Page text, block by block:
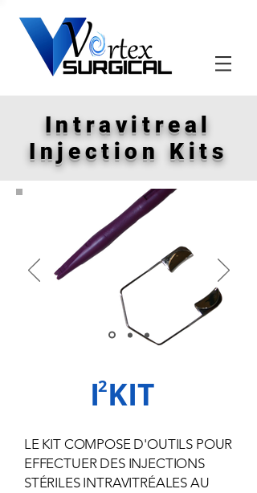
Intravitreal
Injection Kits
I KIT
2
LE KIT COMPOSE D'OUTILS POUR
EFFECTUER DES INJECTIONS
STÉRILES INTRAVITRÉALES AU